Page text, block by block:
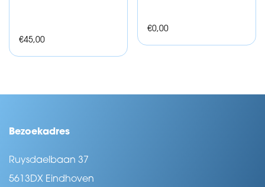
€45,00
€0,00
Bezoekadres
Ruysdaelbaan 37
5613DX Eindhoven